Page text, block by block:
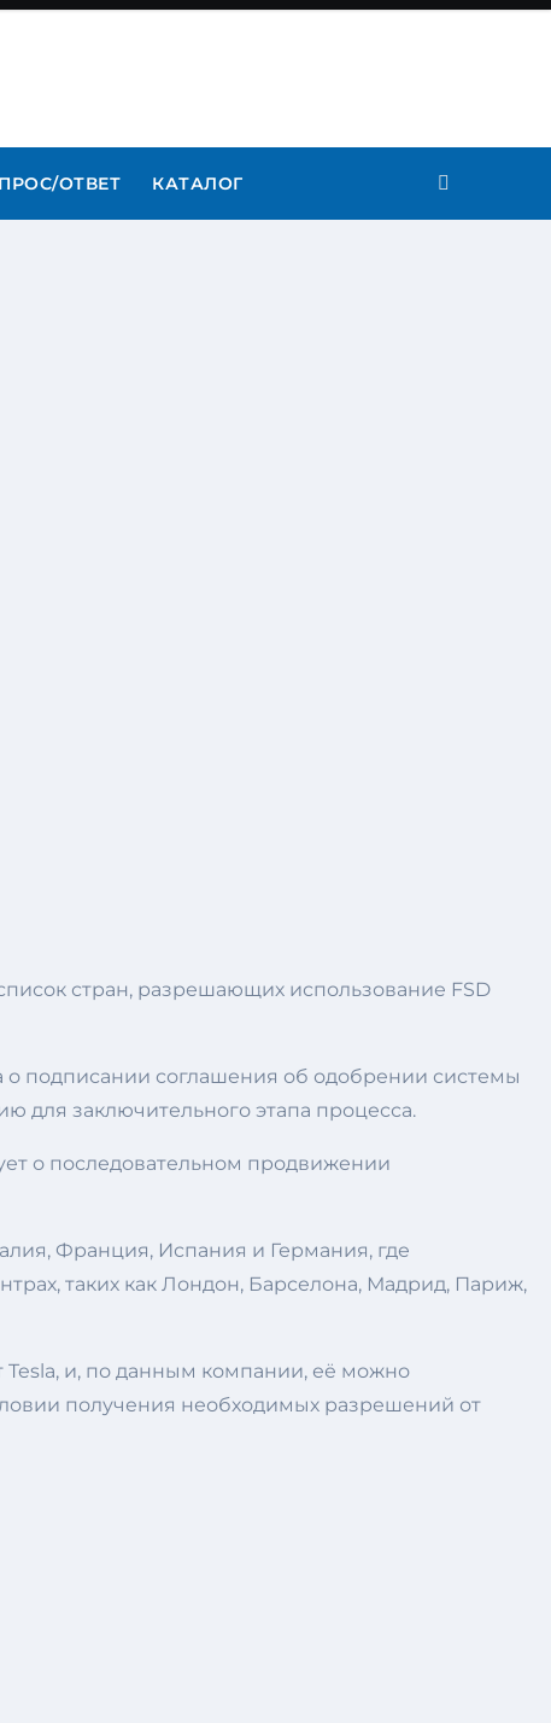
ОТВЕТ КАТАЛОГ
стран, разрешающих использование FSD
подписании соглашения об одобрении системы
для заключительного этапа процесса.
о последовательном продвижении
Франция, Испания и Германия, где
таких как Лондон, Барселона, Мадрид, Париж,
и, по данным компании, её можно
получения необходимых разрешений от